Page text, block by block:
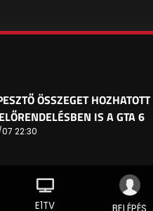
E1TV
ÖSSZEGET HOZHATOTT
IS A GTA 6
22:30